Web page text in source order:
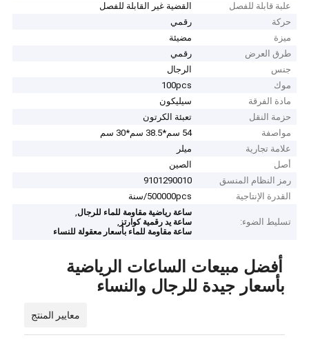
علبة قابلة للفصل
القضية غير القابلة للفصل
حركة
رقمي
ميزة
مضيئة
طرق العرض
رقمي
جنس
الرجال
موك
100pcs
مادة الفرقة
سيليكون
حزمة النقل
تعبئة الكرتون
مواصفة
54 سم*38.5 سم*30 سم
علامة تجارية
ميلر
أصل
الصين
رمز النظام المنسق
9101290010
القدرة الإنتاجية
500000pcs/سنة
تسليط الضوء:
ساعة رياضية مقاومة للماء للرجال,
ساعة يد رقمية كوارتز ,
ساعة مقاومة للماء بأسعار معقولة للنساء
أفضل مبيعات الساعات الرياضية
بأسعار جيدة للرجال والنساء
معايير المنتج